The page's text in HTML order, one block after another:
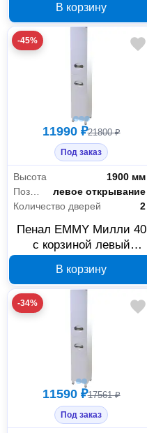
В корзину
-45%
11990 ₽21800 ₽
Под заказ
Высота
1900 мм
Позиционирование дверей
левое открывание
Количество дверей
2
Пенал EMMY Милли 40
с корзиной левый
В корзину
-34%
11590 ₽17561 ₽
Под заказ